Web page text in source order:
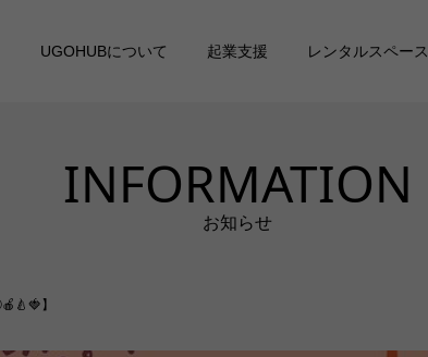
UGOHUBについて 起業支援 レンタルスペース
INFORMATION
お知らせ
】